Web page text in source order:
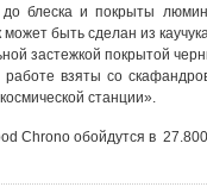
до блеска и покрыты
быть сделан из
застежкой покрытой
работе взяты со
станции».
Chrono обойдутся в